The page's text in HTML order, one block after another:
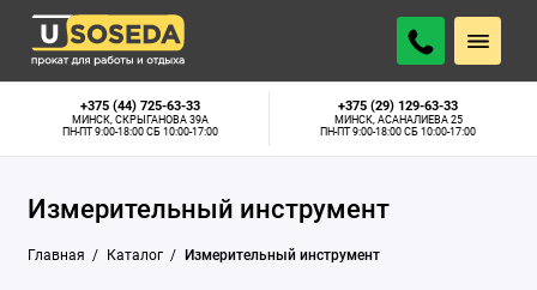
+375 (44) 725-63-33
МИНСК, СКРЫГАНОВА 39А
ПН-ПТ 9:00-18:00 СБ 10:00-17:00
+375 (29) 129-63-33
МИНСК, АСАНАЛИЕВА 25
ПН-ПТ 9:00-18:00 СБ 10:00-17:00
Измерительный инструмент
Главная Каталог Измерительный инструмент
Детекторы скрытой проводки
Нивелиры
Пирометры